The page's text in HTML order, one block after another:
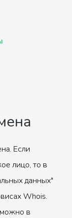
Если
лицо, то в
данных"
Whois.
в